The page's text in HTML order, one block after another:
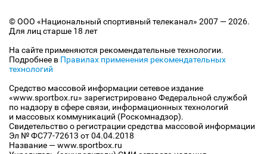
© ООО «Национальный спортивный телеканал» 2007 — 2026.
Для лиц старше 18 лет
На сайте применяются рекомендательные технологии.
Подробнее в Правилах применения рекомендательных
технологий
Средство массовой информации сетевое издание
«www.sportbox.ru» зарегистрировано Федеральной службой
по надзору в сфере связи, информационных технологий
и массовых коммуникаций (Роскомнадзор).
Свидетельство о регистрации средства массовой информации
Эл № ФС77-72613 от 04.04.2018
Название — www.sportbox.ru